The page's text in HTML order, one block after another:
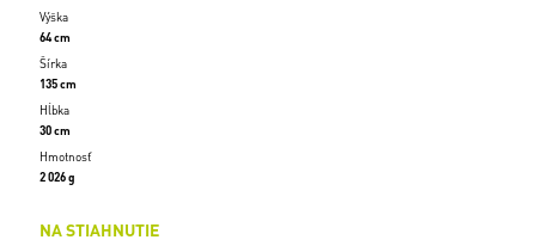
Výška
64 cm
Šírka
135 cm
Hĺbka
30 cm
Hmotnosť
2 026 g
NA STIAHNUTIE